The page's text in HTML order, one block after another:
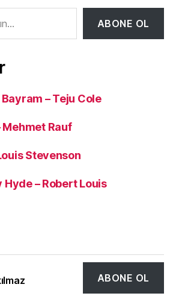
ABONE OL
Bayram – Teju Cole
Mehmet Rauf
Stevenson
Hyde – Robert Louis
Yukarı
ABONE OL